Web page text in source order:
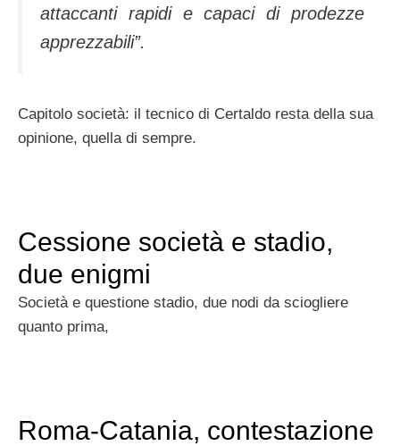
attaccanti rapidi e capaci di prodezze
apprezzabili”.
Capitolo società: il tecnico di Certaldo resta della sua
opinione, quella di sempre.
Cessione società e stadio,
due enigmi
Società e questione stadio, due nodi da sciogliere
quanto prima,
Roma-Catania, contestazione